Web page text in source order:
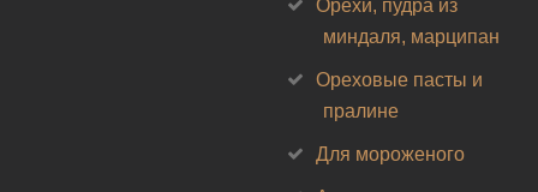
Орехи, пудра из
миндаля, марципан
Ореховые пасты и
пралине
Для мороженого